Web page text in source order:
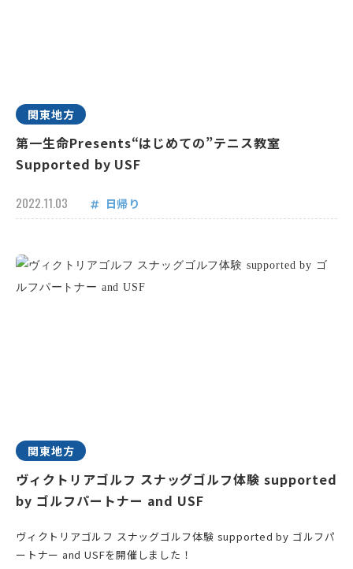
関東地方
第一生命Presents“はじめての”テニス教室
Supported by USF
2022.11.03 日帰り
関東地方
ヴィクトリアゴルフ スナッグゴルフ体験 supported
by ゴルフパートナー and USF
ヴィクトリアゴルフ スナッグゴルフ体験 supported by ゴルフパ
ートナー and USFを開催しました！